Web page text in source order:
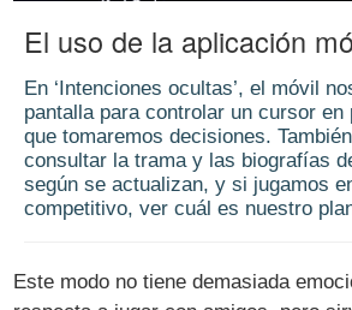
El uso de la aplicación
En ‘Intenciones ocultas’, el móvil
pantalla para controlar un cursor en
que tomaremos decisiones.
consultar la trama y las biografías
según se actualizan, y si jugamos
competitivo, ver cuál es nuestro
Este modo no tiene demasiada